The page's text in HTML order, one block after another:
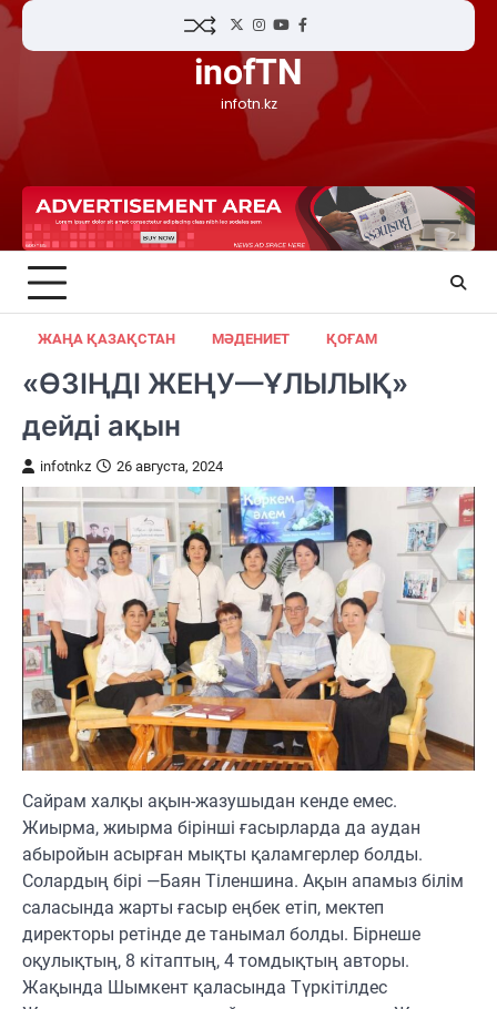
Skip
content
TwitterInstagram
YouTubeFacebook
inofTN
infotn.kz
ЖАҢА ҚАЗАҚСТАН МӘДЕНИЕТ ҚОҒАМ
«ӨЗІҢДІ ЖЕҢУ—ҰЛЫЛЫҚ»
дейді ақын
infotnkz 26 августа, 2024
Сайрам халқы ақын-жазушыдан кенде емес.
Жиырма, жиырма бірінші ғасырларда да аудан
абыройын асырған мықты қаламгерлер болды.
Солардың бірі —Баян Тіленшина. Ақын апамыз білім
саласында жарты ғасыр еңбек етіп, мектеп
директоры ретінде де танымал болды. Бірнеше
оқулықтың, 8 кітаптың, 4 томдықтың авторы.
Жақында Шымкент қаласында Түркітілдес